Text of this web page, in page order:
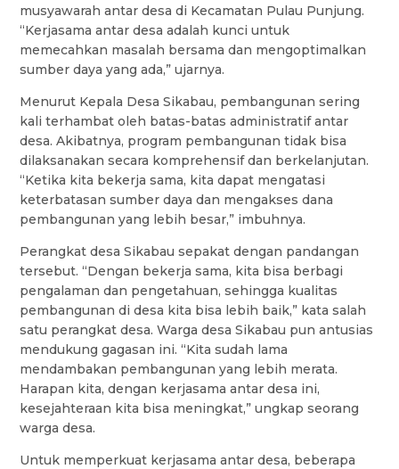
musyawarah antar desa di Kecamatan Pulau Punjung.
“Kerjasama antar desa adalah kunci untuk
memecahkan masalah bersama dan mengoptimalkan
sumber daya yang ada,” ujarnya.
Menurut Kepala Desa Sikabau, pembangunan sering
kali terhambat oleh batas-batas administratif antar
desa. Akibatnya, program pembangunan tidak bisa
dilaksanakan secara komprehensif dan berkelanjutan.
“Ketika kita bekerja sama, kita dapat mengatasi
keterbatasan sumber daya dan mengakses dana
pembangunan yang lebih besar,” imbuhnya.
Perangkat desa Sikabau sepakat dengan pandangan
tersebut. “Dengan bekerja sama, kita bisa berbagi
pengalaman dan pengetahuan, sehingga kualitas
pembangunan di desa kita bisa lebih baik,” kata salah
satu perangkat desa. Warga desa Sikabau pun antusias
mendukung gagasan ini. “Kita sudah lama
mendambakan pembangunan yang lebih merata.
Harapan kita, dengan kerjasama antar desa ini,
kesejahteraan kita bisa meningkat,” ungkap seorang
warga desa.
Untuk memperkuat kerjasama antar desa, beberapa